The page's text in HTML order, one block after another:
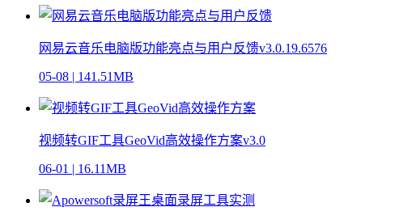
网易云音乐电脑版功能亮点与用户反馈v3.0.19.6576
05-08 | 141.51MB
视频转GIF工具GeoVid高效操作方案v3.0
06-01 | 16.11MB